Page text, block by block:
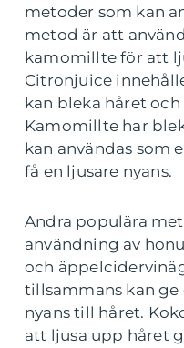
metoder som kan
metod är att
kamomillte för att
Citronjuice
kan bleka håret
Kamomillte har
kan användas som
få en ljusare nyans.
Andra populära
användning av
och
tillsammans kan
nyans till håret.
att ljusa upp håret